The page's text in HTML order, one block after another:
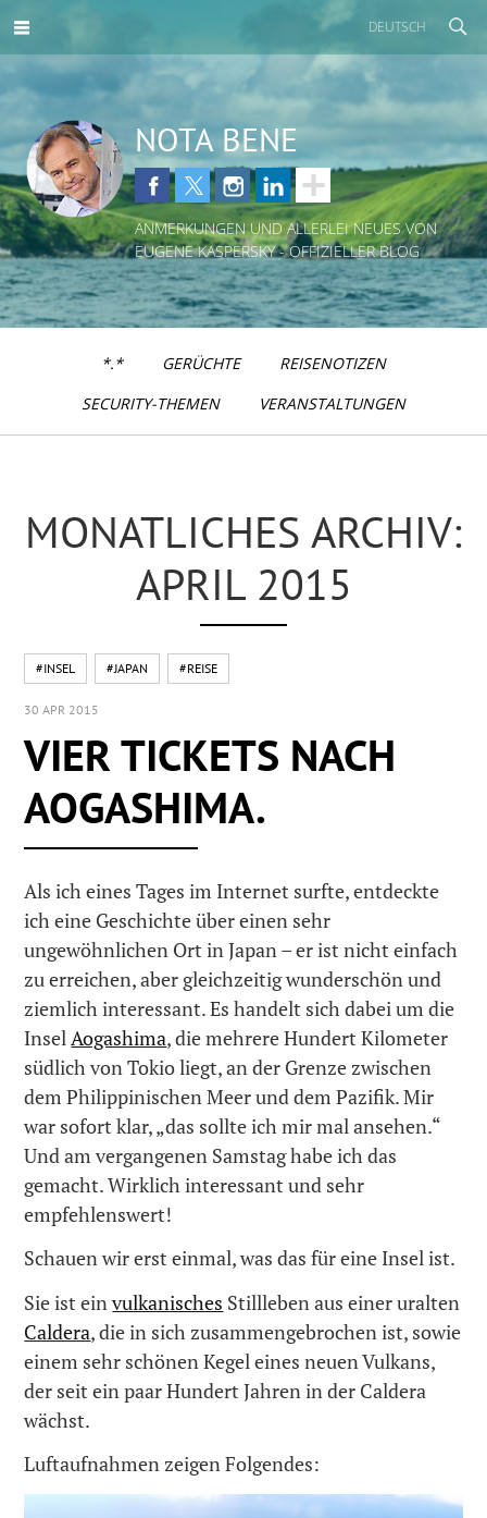
DEUTSCH
NOTA BENE
ANMERKUNGEN UND ALLERLEI NEUES VON
EUGENE KASPERSKY - OFFIZIELLER BLOG
*.* GERÜCHTE
REISENOTIZEN
SECURITY-THEMEN
VERANSTALTUNGEN
MONATLICHES ARCHIV:
APRIL 2015
#INSEL #JAPAN #REISE
30 APR 2015
VIER TICKETS NACH
AOGASHIMA.
Als ich eines Tages im Internet surfte, entdeckte
ich eine Geschichte über einen sehr
ungewöhnlichen Ort in Japan – er ist nicht einfach
zu erreichen, aber gleichzeitig wunderschön und
ziemlich interessant. Es handelt sich dabei um die
InselAogashima, die mehrere Hundert Kilometer
südlich von Tokio liegt, an der Grenze zwischen
dem Philippinischen Meer und dem Pazifik. Mir
war sofort klar, „das sollte ich mir mal ansehen.“
Und am vergangenen Samstag habe ich das
gemacht. Wirklich interessant und sehr
empfehlenswert!
Schauen wir erst einmal, was das für eine Insel ist.
Sie ist einvulkanisches Stillleben aus einer uralten
Caldera, die in sich zusammengebrochen ist, sowie
einem sehr schönen Kegel eines neuen Vulkans,
der seit ein paar Hundert Jahren in der Caldera
wächst.
Luftaufnahmen zeigen Folgendes: